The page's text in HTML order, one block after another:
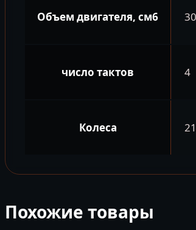
Объем двигателя, см6
число тактов 4
Колеса
Похожие товары